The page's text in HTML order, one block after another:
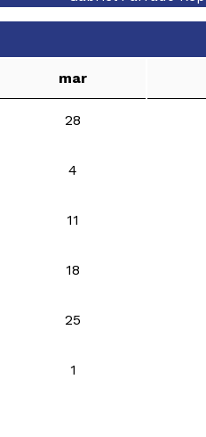
mar
28
4
11
18
25
1